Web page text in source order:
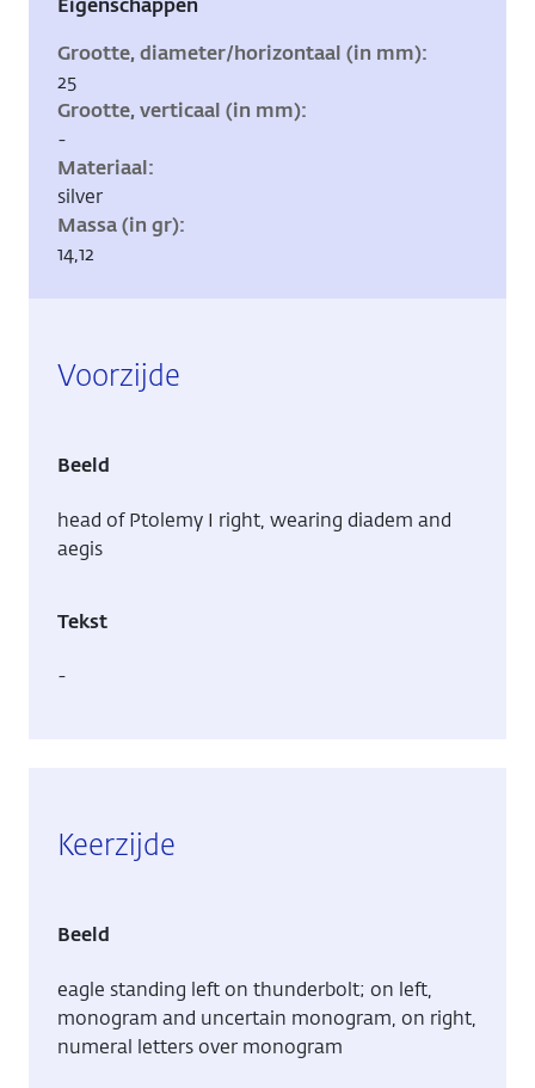
Eigenschappen
Grootte, diameter/horizontaal (in mm)
25
Grootte, verticaal (in mm)
-
Materiaal
silver
Massa (in gr)
14,12
Voorzijde
Beeld
head of Ptolemy I right, wearing diadem and
aegis
Tekst
-
Keerzijde
Beeld
eagle standing left on thunderbolt; on left,
monogram and uncertain monogram, on right,
numeral letters over monogram